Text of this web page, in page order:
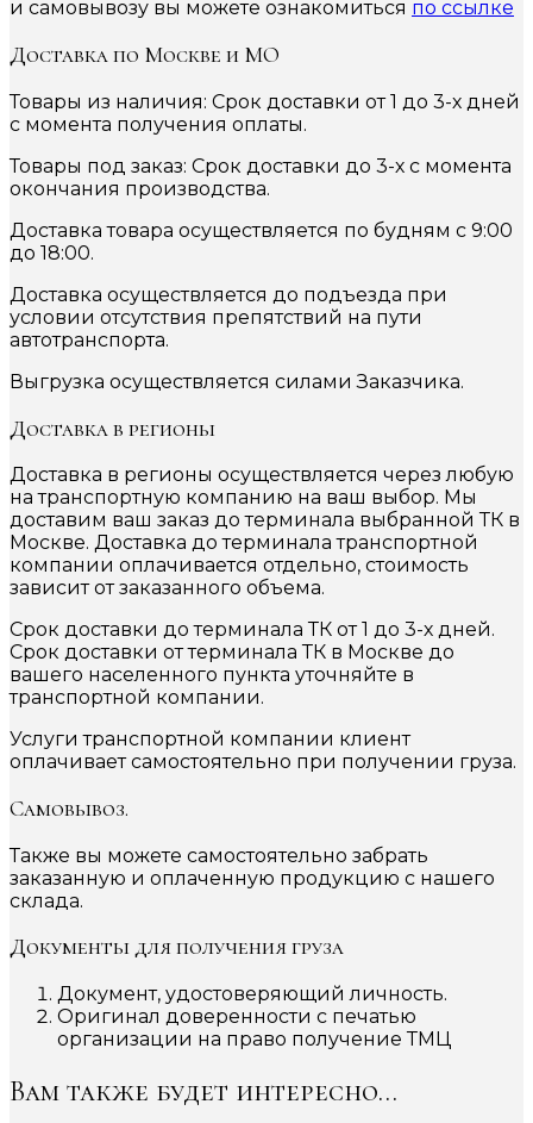
и самовывозу вы можете ознакомиться по ссылке
Доставка по Москве и МО
Товары из наличия: Срок доставки от 1 до 3-х дней
с момента получения оплаты.
Товары под заказ: Срок доставки до 3-х с момента
окончания производства.
Доставка товара осуществляется по будням с 9:00
до 18:00.
Доставка осуществляется до подъезда при
условии отсутствия препятствий на пути
автотранспорта.
Выгрузка осуществляется силами Заказчика.
Доставка в регионы
Доставка в регионы осуществляется через любую
на транспортную компанию на ваш выбор. Мы
доставим ваш заказ до терминала выбранной ТК в
Москве. Доставка до терминала транспортной
компании оплачивается отдельно, стоимость
зависит от заказанного объема.
Срок доставки до терминала ТК от 1 до 3-х дней.
Срок доставки от терминала ТК в Москве до
вашего населенного пункта уточняйте в
транспортной компании.
Услуги транспортной компании клиент
оплачивает самостоятельно при получении груза.
Самовывоз.
Также вы можете самостоятельно забрать
заказанную и оплаченную продукцию с нашего
склада.
Документы для получения груза
Документ, удостоверяющий личность.
Оригинал доверенности с печатью
организации на право получение ТМЦ
Вам также будет интересно…